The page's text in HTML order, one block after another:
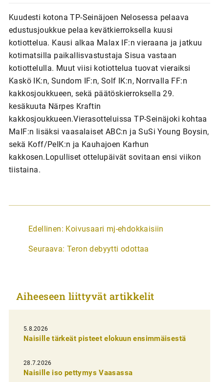
Kuudesti kotona TP-Seinäjoen Nelosessa pelaava
edustusjoukkue pelaa kevätkierroksella kuusi
kotiottelua. Kausi alkaa Malax IF:n vieraana ja jatkuu
kotimatsilla paikallisvastustaja Sisua vastaan
kotiottelulla. Muut viisi kotiottelua tuovat vieraiksi
Kaskö IK:n, Sundom IF:n, Solf IK:n, Norrvalla FF:n
kakkosjoukkueen, sekä päätöskierroksella 29.
kesäkuuta Närpes Kraftin
kakkosjoukkueen.Vierasotteluissa TP-Seinäjoki kohtaa
MaIF:n lisäksi vaasalaiset ABC:n ja SuSi Young Boysin,
sekä Koff/PeIK:n ja Kauhajoen Karhun
kakkosen.Lopulliset ottelupäivät sovitaan ensi viikon
tiistaina.
A
t
k
e
l
i
e
n
Edellinen: Koivusaari mj-ehdokkaisiin
Seuraava: Teron debyytti odottaa
Aiheeseen liittyvät artikkelit
5.8.2026
Naisille tärkeät pisteet elokuun ensimmäisestä
28.7.2026
Naisille iso pettymys Vaasassa